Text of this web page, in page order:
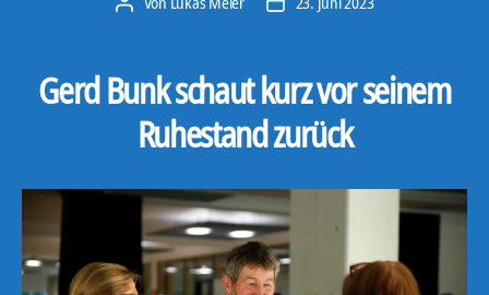
Gerd Bunk schaut kurz vor seinem
Ruhestand zurück